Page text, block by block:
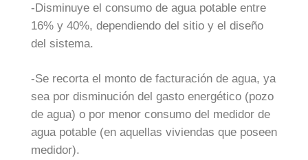
-Disminuye el consumo de agua potable entre
16% y 40%, dependiendo del sitio y el diseño
del sistema.
-Se recorta el monto de facturación de agua, ya
sea por disminución del gasto energético (pozo
de agua) o por menor consumo del medidor de
agua potable (en aquellas viviendas que poseen
medidor).